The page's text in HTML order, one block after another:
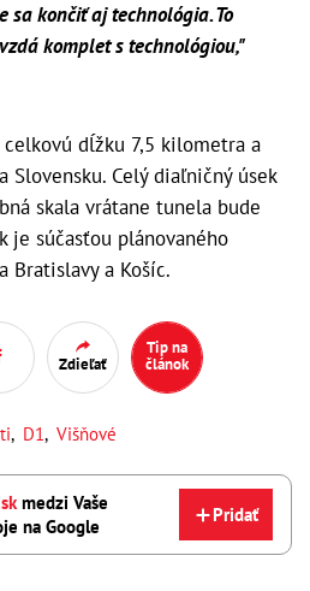
sa končiť aj technológia. To
komplet s technológiou,"
dĺžku 7,5 kilometra a
Celý diaľničný úsek
skala vrátane tunela bude
je súčasťou plánovaného
Bratislavy a Košíc.
Zdieľať
Tip na
článok
, D1, Višňové
medzi Vaše
na Google
Pridať